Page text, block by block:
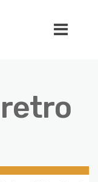
retro